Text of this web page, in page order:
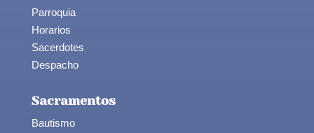
Parroquia
Horarios
Sacerdotes
Despacho
Sacramentos
Bautismo